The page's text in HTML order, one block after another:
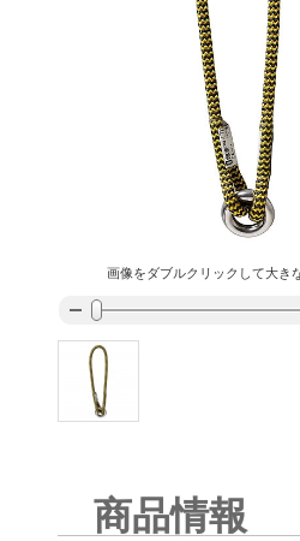
画像をダブルクリックして大き
商品情報